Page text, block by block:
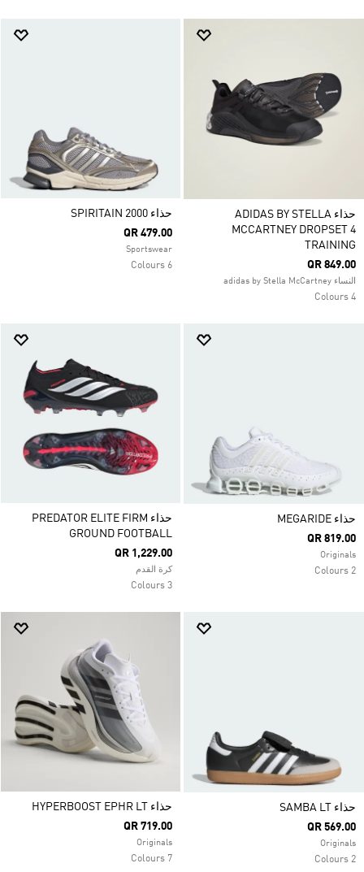
حذاء ADIDAS BY STELLA
MCCARTNEY DROPSET 4
TRAINING
QR 849.00
النساء adidas by Stella McCartney
4 Colours
حذاء SPIRITAIN 2000
QR 479.00
Sportswear
6 Colours
حذاء MEGARIDE
QR 819.00
Originals
2 Colours
حذاء PREDATOR ELITE FIRM
GROUND FOOTBALL
QR 1,229.00
كرة القدم
3 Colours
حذاء SAMBA LT
QR 569.00
Originals
2 Colours
حذاء HYPERBOOST EPHR LT
QR 719.00
Originals
7 Colours